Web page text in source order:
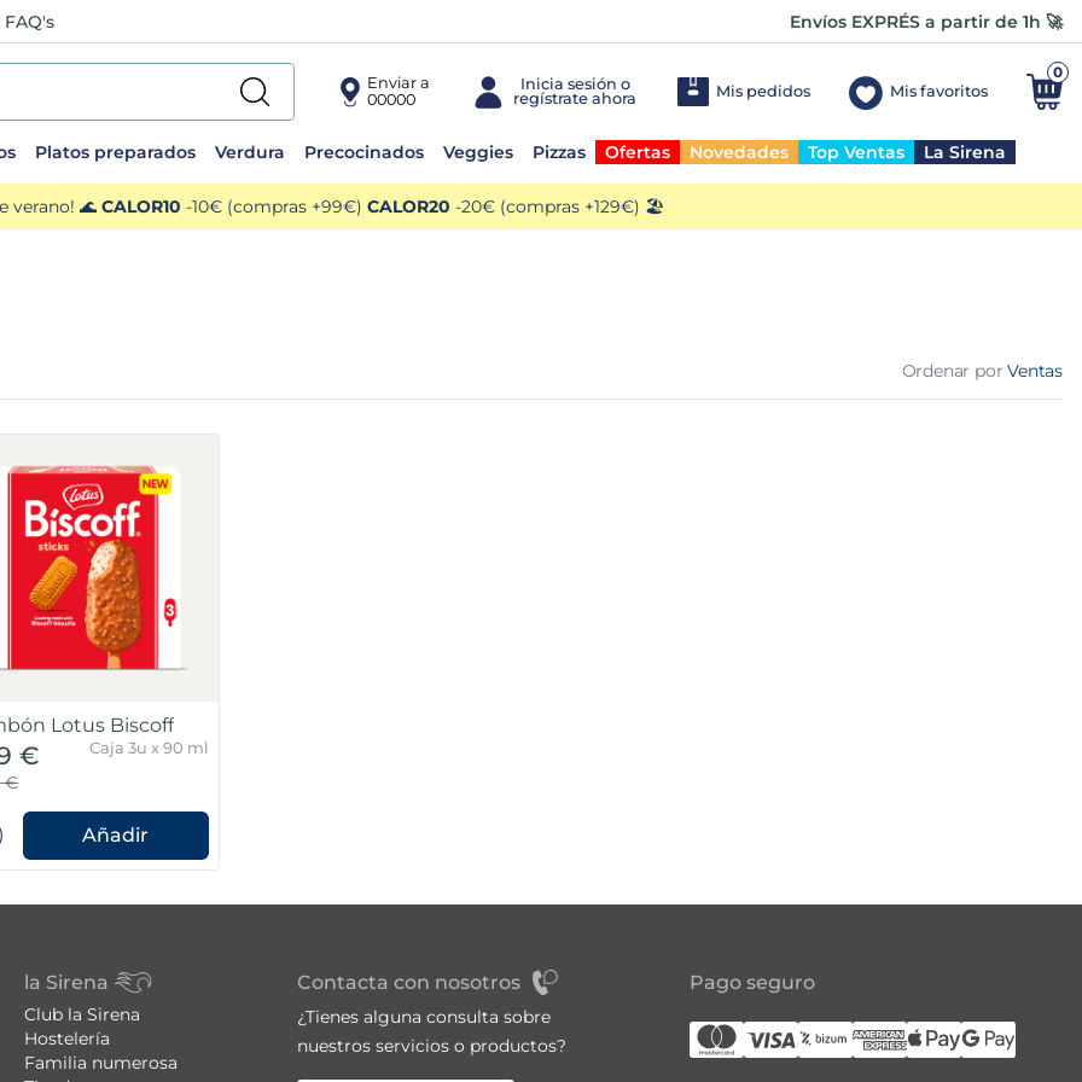
FAQ's Envíos EXPRÉS a partir de 1h 🚀
Enviar a
00000
Mis pedidos Mis favoritos
0
Platos preparados Verdura Precocinados Veggies Pizzas Ofertas Novedades Top Ventas La Sirena
verano! 🌊 CALOR10 -10€ (compras +99€) CALOR20 -20€ (compras +129€) 🏖️
Ordenar por Ventas
Lotus Biscoff
€
€
Caja 3u x 90 ml
Añadir
la Sirena
Club la Sirena
Hostelería
Familia numerosa
Contacta con nosotros
¿Tienes alguna consulta sobre
nuestros servicios o productos?
Pago seguro